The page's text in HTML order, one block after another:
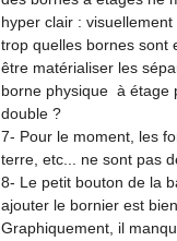
hyper clair :
trop quelles bornes sont
être matérialiser les
borne physique à étage
double ?
7- Pour le moment, les
terre, etc... ne sont pas
8- Le petit bouton de la
ajouter le bornier est
Graphiquement, il